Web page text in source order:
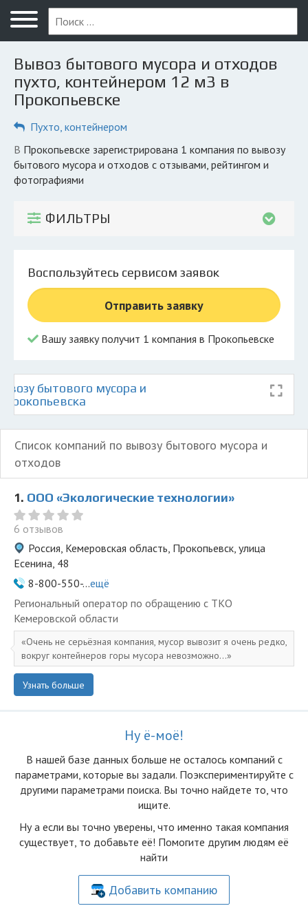
Меню
Главная
Вопрос юристу
Прокопьевск
ПОЛЬЗОВАТЕЛЯМ
Компании
Экоблог
Личный кабинет
Вывоз бытового мусора и отходов
пухто, контейнером 12 м3 в
Прокопьевске
Пухто, контейнером
в Прокопьевске зарегистрирована 1 компания по вывозу
бытового мусора и отходов с отзывами, рейтингом и
фотографиями
ФИЛЬТРЫ
Воспользуйтесь сервисом заявок
Отправить заявку
Вашу заявку получит 1 компания в Прокопьевске
бытового мусора и
Список компаний по вывозу бытового мусора и
отходов
1. ООО «Экологические технологии»
6 отзывов
Россия, Кемеровская область, Прокопьевск, улица
Есенина, 48
8-800-550-...ещё
Региональный оператор по обращению с ТКО
Кемеровской области
Очень не серьёзная компания, мусор вывозит я очень редко,
вокруг контейнеров горы мусора невозможно...
Узнать больше
Ну ё-моё!
В нашей базе данных больше не осталоcь компаний с
параметрами, которые вы задали. Поэкспериментируйте с
другими параметрами поиска. Вы точно найдете то, что
ищите.
Ну а если вы точно уверены, что именно такая компания
существует, то добавьте её! Помогите другим людям её
найти
Добавить компанию